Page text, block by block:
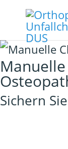
Sichern